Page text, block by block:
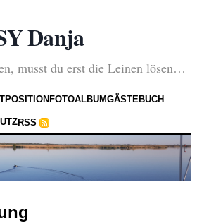
Danja
musst du erst die Leinen lösen…
POSITIONFOTOALBUMGÄSTEBUCH
RSS